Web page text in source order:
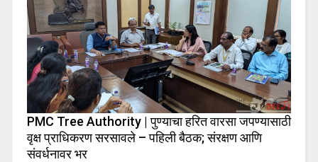
PMC Tree Authority | पुण्याचा हरित वारसा जपण्यासाठी
वृक्ष प्राधिकरण सरसावले – पहिली बैठक; संरक्षण आणि
संवर्धनावर भर